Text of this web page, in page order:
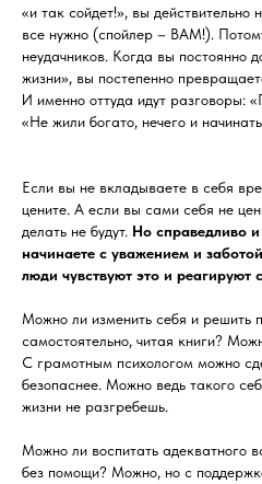
«и так сойдет!», вы действительно
все нужно (спойлер – ВАМ!).
неудачников. Когда вы постоянно
жизни», вы постепенно
И именно оттуда идут разговоры:
«Не жили богато, нечего и
Если вы не вкладываете в себя
цените. А если вы сами себя не
делать не будут. Но справедливо
начинаете с уважением и
люди чувствуют это и реагируют
Можно ли изменить себя и решить
самостоятельно, читая книги?
С грамотным психологом можно
безопаснее. Можно ведь такого
жизни не разгребешь.
Можно ли воспитать адекватного
без помощи? Можно, но с